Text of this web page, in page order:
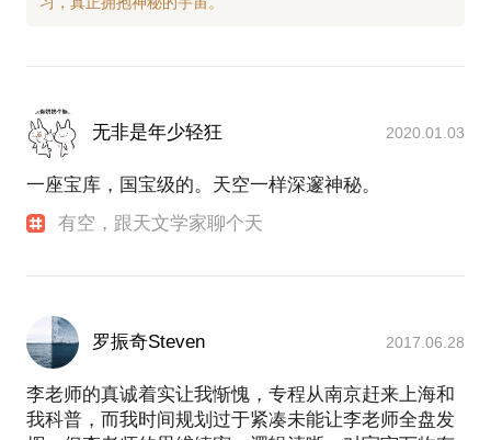
无非是年少轻狂 2020.01.03
一座宝库，国宝级的。天空一样深邃神秘。
有空，跟天文学家聊个天
罗振奇Steven 2017.06.28
李老师的真诚着实让我惭愧，专程从南京赶来上海和
我科普，而我时间规划过于紧凑未能让李老师全盘发